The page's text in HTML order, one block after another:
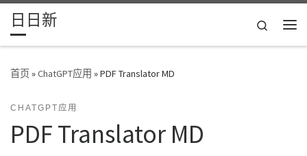
Skip to content
日日新
Search
首页»ChatGPT应用 »PDF Translator MD
CHATGPT应用
PDF Translator MD